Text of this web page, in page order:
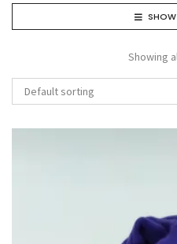
SHOW
Showing
Default sorting